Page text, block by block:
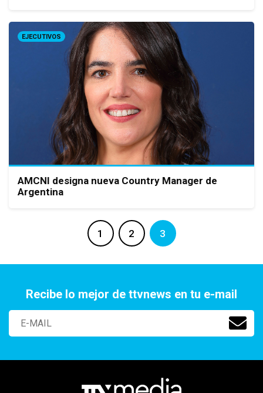
EJECUTIVOS
AMCNI designa nueva Country Manager de
Argentina
1 2 3
Recibe lo mejor de ttvnews en tu e-mail